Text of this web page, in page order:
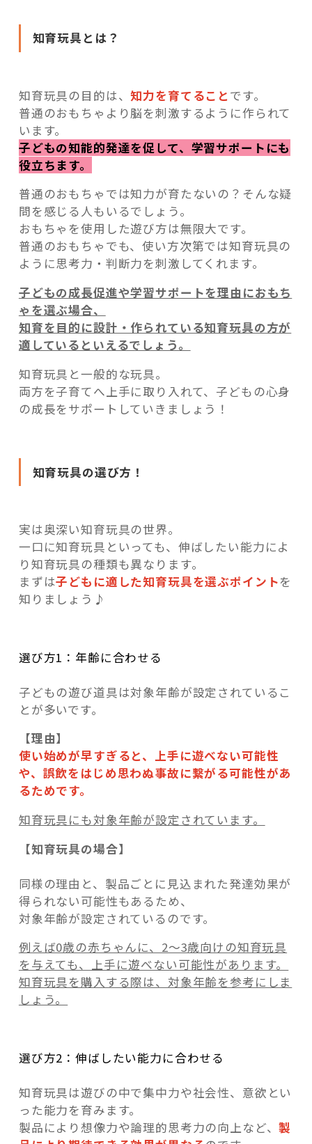
知育玩具とは？
知育玩具の目的は、知力を育てること です。
普通のおもちゃより脳を刺激するように作られて
います。
子どもの知能的発達を促して、学習サポートにも
役立ちます。
普通のおもちゃでは知力が育たないの？そんな疑
問を感じる人もいるでしょう。
おもちゃを使用した遊び方は無限大です。
普通のおもちゃでも、使い方次第では知育玩具の
ように思考力・判断力を刺激してくれます。
子どもの成長促進や学習サポートを理由におもち
ゃを選ぶ場合、
知育を目的に設計・作られている知育玩具の方が
適しているといえるでしょう。
知育玩具と一般的な玩具。
両方を子育てへ上手に取り入れて、子どもの心身
の成長をサポートしていきましょう！
知育玩具の選び方！
実は奥深い知育玩具の世界。
一口に知育玩具といっても、伸ばしたい能力によ
り知育玩具の種類も異なります。
まずは子どもに適した知育玩具を選ぶポイントを
知りましょう♪
選び方1：年齢に合わせる
子どもの遊び道具は対象年齢が設定されているこ
とが多いです。
【理由】
使い始めが早すぎると、上手に遊べない可能性
や、誤飲をはじめ思わぬ事故に繋がる可能性があ
るためです。
知育玩具にも対象年齢が設定されています。
【知育玩具の場合】
同様の理由と、製品ごとに見込まれた発達効果が
得られない可能性もあるため、
対象年齢が設定されているのです。
例えば0歳の赤ちゃんに、2～3歳向けの知育玩具
を与えても、上手に遊べない可能性があります。
知育玩具を購入する際は、対象年齢を参考にしま
しょう。
選び方2：伸ばしたい能力に合わせる
知育玩具は遊びの中で集中力や社会性、意欲とい
った能力を育みます。
製品により想像力や論理的思考力の向上など、製